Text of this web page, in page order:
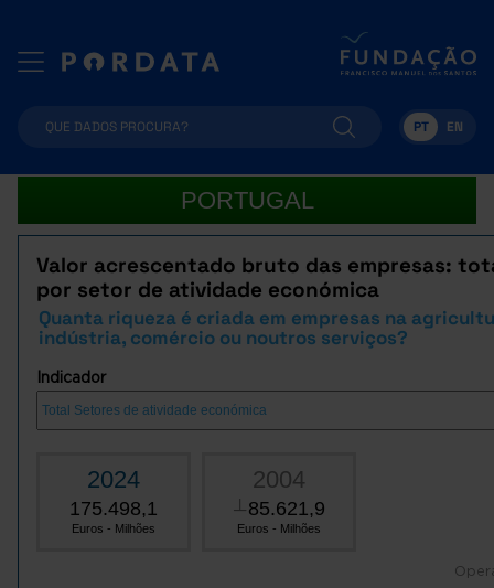
PT EN
PORTUGAL
Valor acrescentado bruto das empresas:
por setor de atividade económica
Quanta riqueza é criada em empresas na
indústria, comércio ou noutros serviços?
Indicador
2024
175.498,1
Euros - Milhões
2004
┴85.621,9
Euros - Milhões